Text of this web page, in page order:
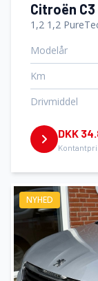
Citroën C3
1,2 1,2
Modelår
Km
Drivmiddel
DKK
NYHED